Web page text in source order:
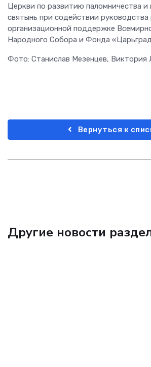
Церкви по развитию паломничества и
святынь при содействии руководства
организационной поддержке
Народного Собора и Фонда
Фото: Станислав Мезенцев, Виктория
Вернуться к
Другие новости